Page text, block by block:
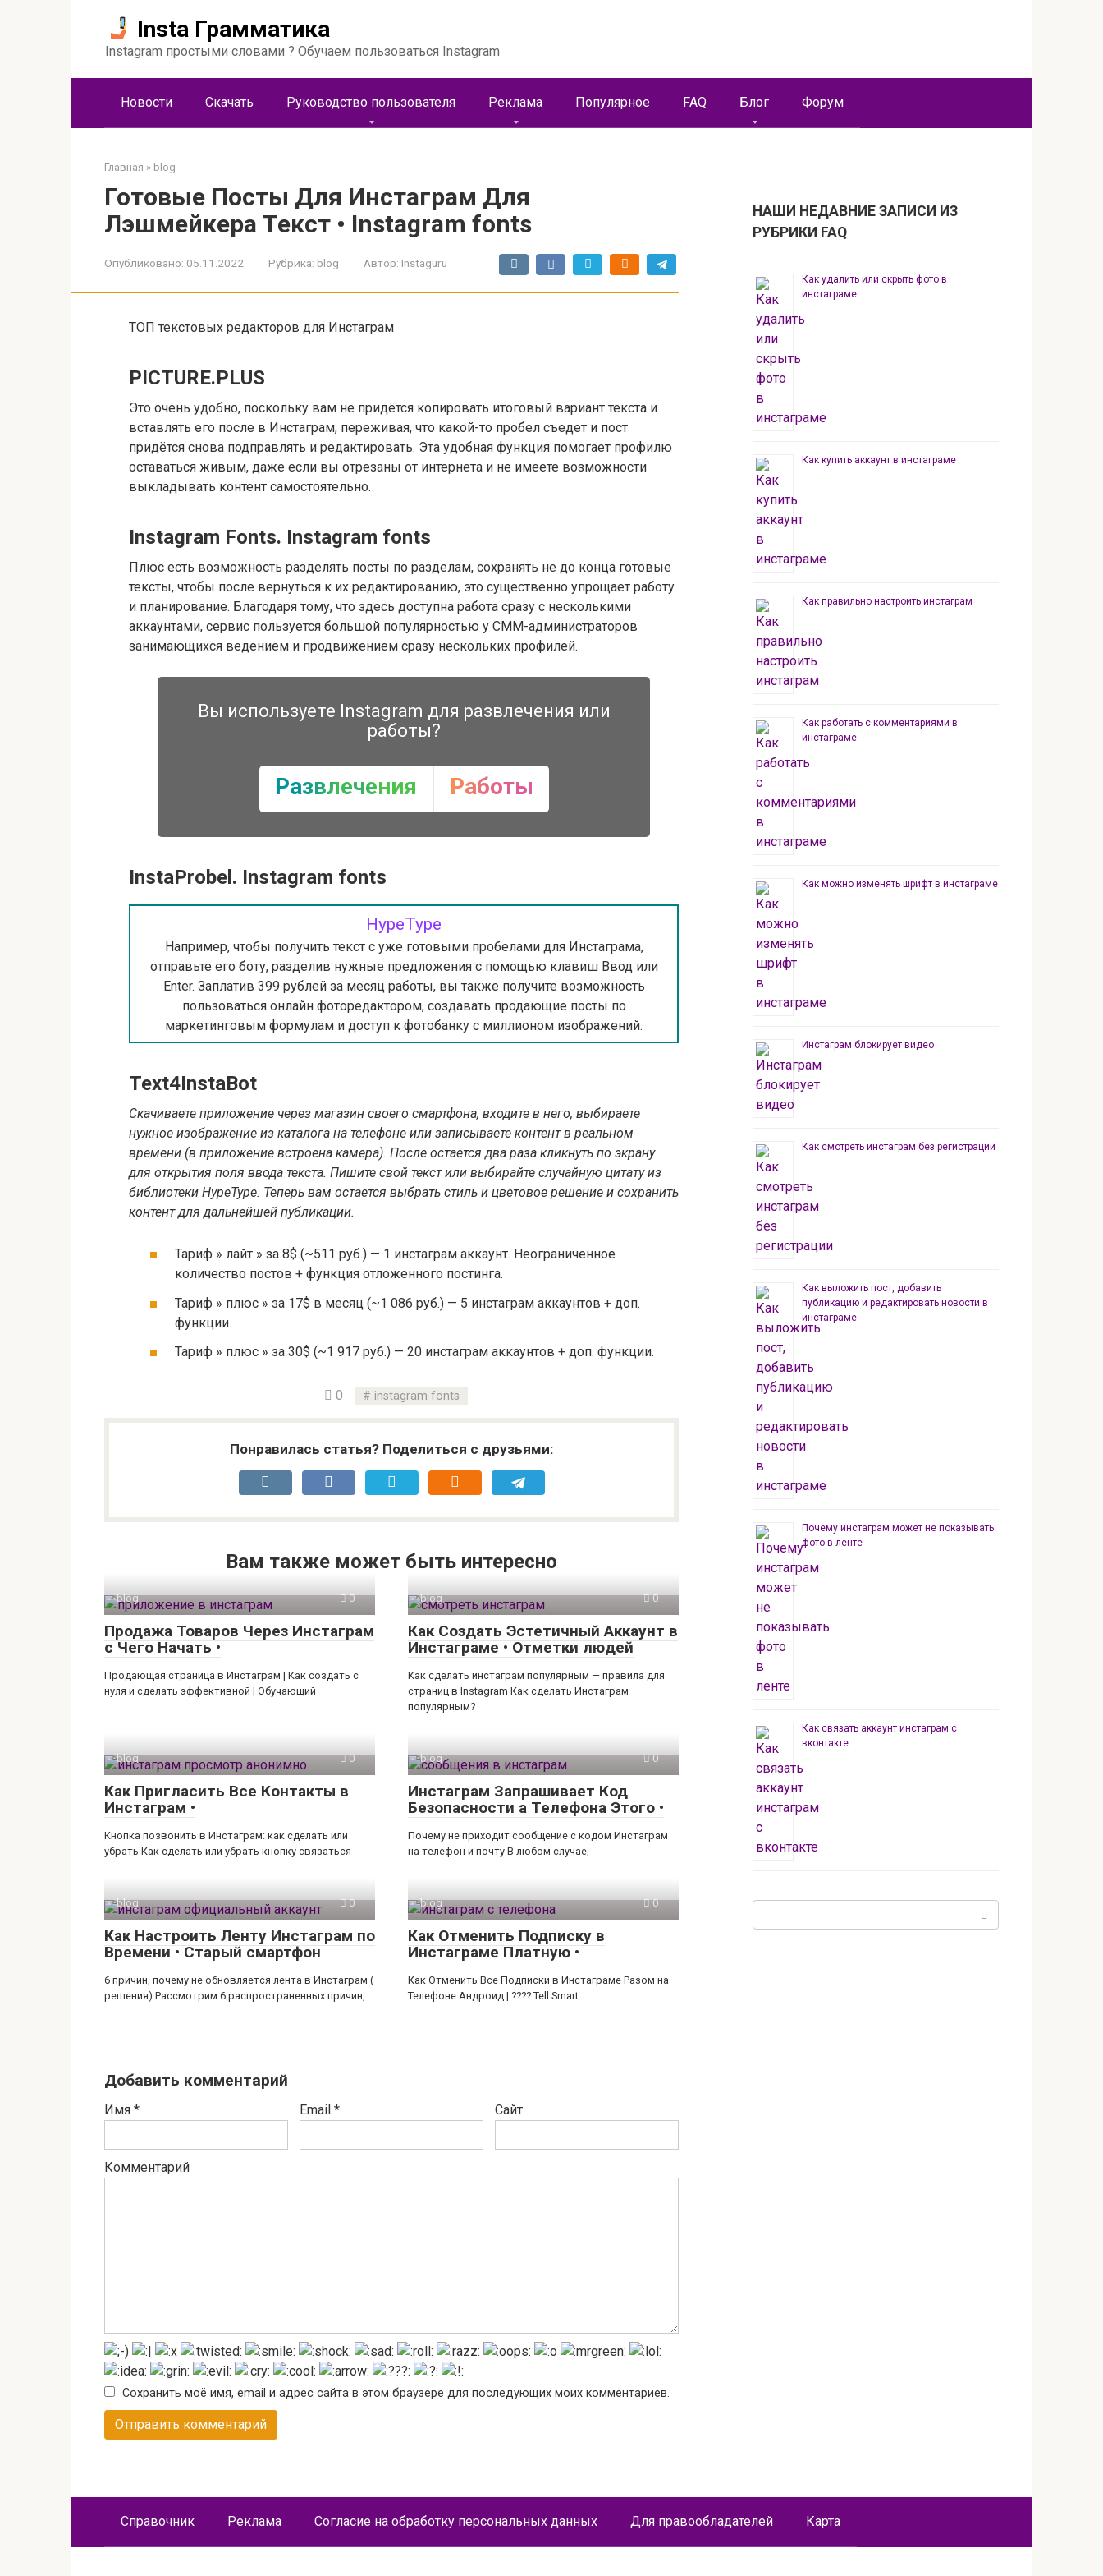
Insta Грамматика
Instagram простыми словами ? Обучаем пользоваться Instagram
Новости Скачать Руководство пользователя Реклама Популярное FAQ Блог Форум
Главная » blog
Готовые Посты Для Инстаграм Для
Лэшмейкера Текст • Instagram fonts
Опубликовано: 05.11.2022 Рубрика: blog Автор: Instaguru
ТОП текстовых редакторов для Инстаграм
PICTURE.PLUS
Это очень удобно, поскольку вам не придётся копировать итоговый вариант текста и
вставлять его после в Инстаграм, переживая, что какой-то пробел съедет и пост
придётся снова подправлять и редактировать. Эта удобная функция помогает профилю
оставаться живым, даже если вы отрезаны от интернета и не имеете возможности
выкладывать контент самостоятельно.
Instagram Fonts. Instagram fonts
Плюс есть возможность разделять посты по разделам, сохранять не до конца готовые
тексты, чтобы после вернуться к их редактированию, это существенно упрощает работу
и планирование. Благодаря тому, что здесь доступна работа сразу с несколькими
аккаунтами, сервис пользуется большой популярностью у СММ-администраторов
занимающихся ведением и продвижением сразу нескольких профилей.
Вы используете Instagram для развлечения или
работы?
Развлечения Работы
InstaProbel. Instagram fonts
HypeType
Например, чтобы получить текст с уже готовыми пробелами для Инстаграма,
отправьте его боту, разделив нужные предложения с помощью клавиш Ввод или
Enter. Заплатив 399 рублей за месяц работы, вы также получите возможность
пользоваться онлайн фоторедактором, создавать продающие посты по
маркетинговым формулам и доступ к фотобанку с миллионом изображений.
Text4InstaBot
Скачиваете приложение через магазин своего смартфона, входите в него, выбираете
нужное изображение из каталога на телефоне или записываете контент в реальном
времени (в приложение встроена камера). После остаётся два раза кликнуть по экрану
для открытия поля ввода текста. Пишите свой текст или выбирайте случайную цитату из
библиотеки HypeType. Теперь вам остается выбрать стиль и цветовое решение и сохранить
контент для дальнейшей публикации.
Тариф » лайт » за 8$ (~511 руб.) — 1 инстаграм аккаунт. Неограниченное
количество постов + функция отложенного постинга.
Тариф » плюс » за 17$ в месяц (~1 086 руб.) — 5 инстаграм аккаунтов + доп.
функции.
Тариф » плюс » за 30$ (~1 917 руб.) — 20 инстаграм аккаунтов + доп. функции.
0 instagram fonts
Понравилась статья? Поделиться с друзьями:
Вам также может быть интересно
blog 0
Продажа Товаров Через Инстаграм
с Чего Начать •
Продающая страница в Инстаграм | Как создать с
нуля и сделать эффективной | Обучающий
blog 0
Как Создать Эстетичный Аккаунт в
Инстаграме • Отметки людей
Как сделать инстаграм популярным — правила для
страниц в Instagram Как сделать Инстаграм
популярным?
blog 0
Как Пригласить Все Контакты в
Инстаграм •
Кнопка позвонить в Инстаграм: как сделать или
убрать Как сделать или убрать кнопку связаться
blog 0
Инстаграм Запрашивает Код
Безопасности а Телефона Этого •
Почему не приходит сообщение с кодом Инстаграм
на телефон и почту В любом случае,
blog 0
Как Настроить Ленту Инстаграм по
Времени • Старый смартфон
6 причин, почему не обновляется лента в Инстаграм (
решения) Рассмотрим 6 распространенных причин,
blog 0
Как Отменить Подписку в
Инстаграме Платную •
Как Отменить Все Подписки в Инстаграме Разом на
Телефоне Андроид | ???? Tell Smart
Добавить комментарий
Имя * Email * Сайт
Комментарий
Сохранить моё имя, email и адрес сайта в этом браузере для последующих моих комментариев.
НАШИ НЕДАВНИЕ ЗАПИСИ ИЗ
РУБРИКИ FAQ
Как удалить или скрыть фото в
инстаграме
Как купить аккаунт в инстаграме
Как правильно настроить инстаграм
Как работать с комментариями в
инстаграме
Как можно изменять шрифт в инстаграме
Инстаграм блокирует видео
Как смотреть инстаграм без регистрации
Как выложить пост, добавить
публикацию и редактировать новости в
инстаграме
Почему инстаграм может не показывать
фото в ленте
Как связать аккаунт инстаграм с
вконтакте
Справочник Реклама Согласие на обработку персональных данных Для правообладателей Карта